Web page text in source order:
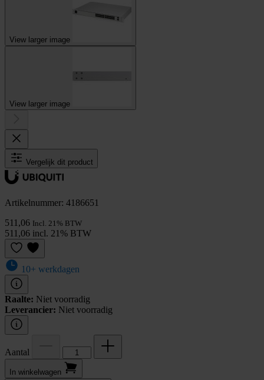
View larger image
View larger image
Vergelijk dit product
Artikelnummer: 4186651
511,06 Incl. 21% BTW
511,06 incl. 21% BTW
10+ werkdagen
Raalte: Niet voorradig
Leverancier: Niet voorradig
Aantal
In winkel­wagen